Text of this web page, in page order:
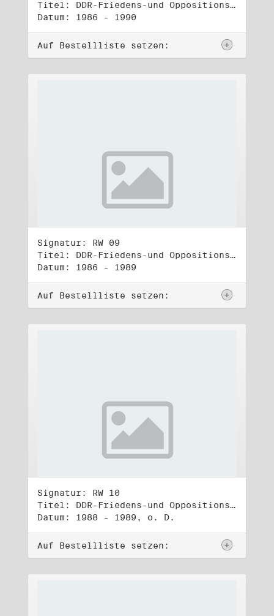
Titel: DDR-Friedens-und Oppositionsbewegung (1)
Datum: 1986 - 1990
Auf Bestellliste setzen:
Signatur: RW 09
Titel: DDR-Friedens-und Oppositionsbewegung (2)
Datum: 1986 - 1989
Auf Bestellliste setzen:
Signatur: RW 10
Titel: DDR-Friedens-und Oppositionsbewegung (3)
Datum: 1988 - 1989, o. D.
Auf Bestellliste setzen: